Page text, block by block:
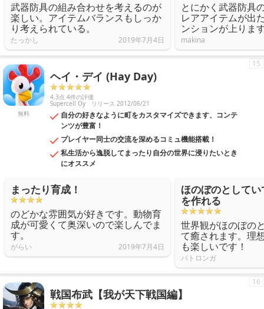
武器防具の組み合わせを考えるのが
楽しい。アイテムバランスもしっか
り考えられている。
たっかし 2019年7月4日
とにかく武器防具
レアアイテムが出
ンションが上りま
makina
無料
ヘイ・デイ (Hay Day)
4.3点 4件の評価
Supercell Oy リリース 2012/06/21
自分の好きなように町をカスタマイズできます、コンテ
ンツが豊富！
プレイヤー同士の交流を深めるコミュ機能搭載！
私生活から逸脱してまったり自分の世界に浸りたいとき
にオススメ
15
まったり育成！
のどかな雰囲気が好きです。動物育
成が可愛くて奥深いので楽しんでま
す。
がらい 2019年7月4日
ほのぼのとして
を作れる
世界観がほのぼの
て癒されます。理
も楽しいです！
パトロンガ
戦国布武【我が天下戦国編】
16